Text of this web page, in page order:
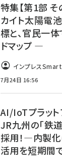
特集【第1部
カイト太陽電
標と、官民一
ドマップ ―
インプレス
7月24日 16:56
AI/IoTプラット
JR九州の「鉄
採用！―内製
活用を短期間